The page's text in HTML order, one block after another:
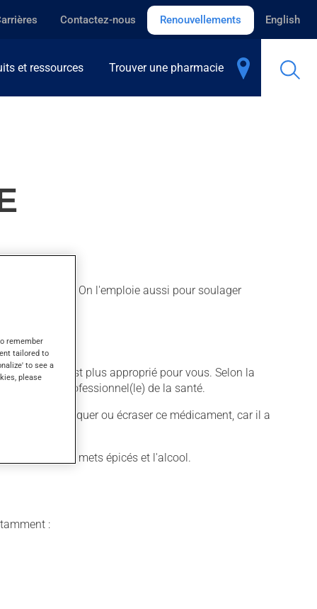
Contactez-nous Renouvellements English
et ressources Trouver une pharmacie
la fièvre. On l'emploie aussi pour soulager
qui est plus approprié pour vous. Selon la
par votre professionnel(le) de la santé.
de croquer ou écraser ce médicament, car il a
le café, les mets épicés et l'alcool.
:
remember
tailored to
to see a
please